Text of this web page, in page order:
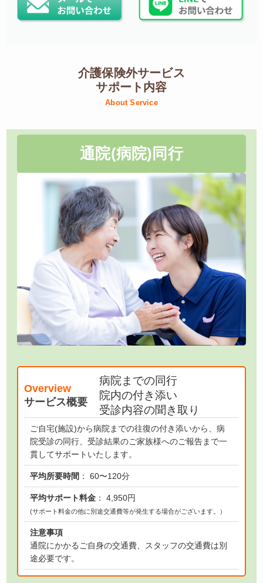
介護保険外サービス
サポート内容
About Service
通院(病院)同行
Overview
サービス概要
病院までの同行
院内の付き添い
受診内容の聞き取り
ご自宅(施設)から病院までの往復の付き添いから、病
院受診の同行、受診結果のご家族様へのご報告まで一
貫してサポートいたします。
平均所要時間 ： 60〜120分
平均サポート料金 ： 4,950円
(サポート料金の他に別途交通費等が発生する場合がございます。）
注意事項
通院にかかるご自身の交通費、スタッフの交通費は別
途必要です。